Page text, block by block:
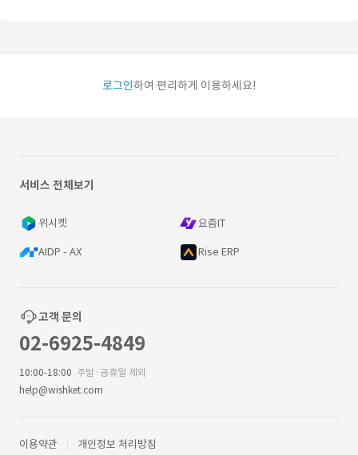
로그인하여 편리하게 이용하세요!
서비스 전체보기
위시켓 요즘IT
AIDP - AX Rise ERP
고객 문의
02-6925-4849
10:00-18:00 주말·공휴일 제외
help@wishket.com
이용약관 개인정보 처리방침